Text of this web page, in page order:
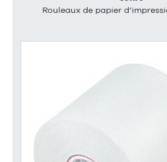
Rouleaux de papier